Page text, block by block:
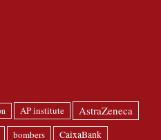
AP institute AstraZeneca
bombers CaixaBank